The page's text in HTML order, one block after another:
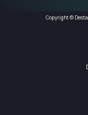
Copyright ©